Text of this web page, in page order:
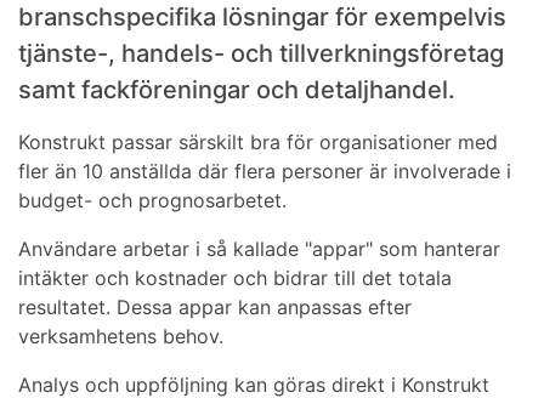
branschspecifika lösningar för exempelvis
tjänste-, handels- och tillverkningsföretag
samt fackföreningar och detaljhandel.
Konstrukt passar särskilt bra för organisationer med
fler än 10 anställda där flera personer är involverade i
budget- och prognosarbetet.
Användare arbetar i så kallade "appar" som hanterar
intäkter och kostnader och bidrar till det totala
resultatet. Dessa appar kan anpassas efter
verksamhetens behov.
Analys och uppföljning kan göras direkt i Konstrukt